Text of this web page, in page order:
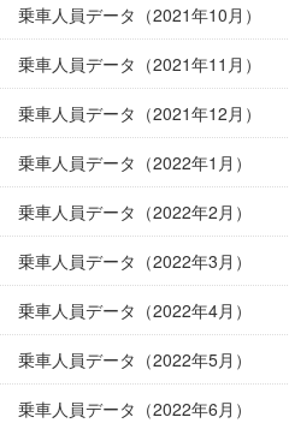
乗車人員データ（2021年10月）
乗車人員データ（2021年11月）
乗車人員データ（2021年12月）
乗車人員データ（2022年1月）
乗車人員データ（2022年2月）
乗車人員データ（2022年3月）
乗車人員データ（2022年4月）
乗車人員データ（2022年5月）
乗車人員データ（2022年6月）